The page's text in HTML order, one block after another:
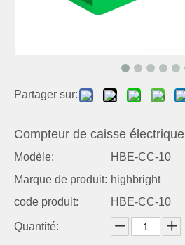
Partager sur:
Compteur de caisse électrique
Modèle:
HBE-CC-10
Marque de produit: highbright
code produit:
HBE-CC-10
Quantité: